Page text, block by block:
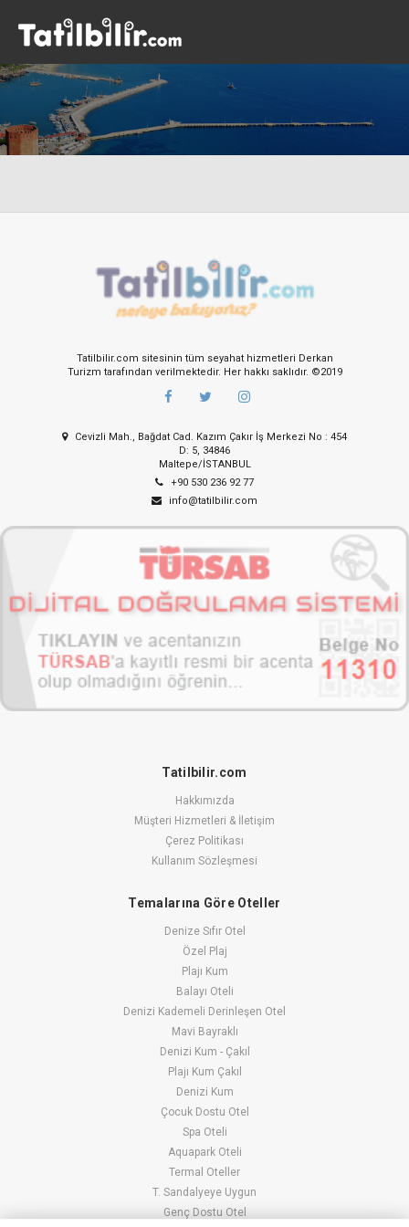
Tatilbilir.com sitesinin tüm seyahat hizmetleri Derkan
Turizm tarafından verilmektedir. Her hakkı saklıdır. ©2019
Cevizli Mah., Bağdat Cad. Kazım Çakır İş Merkezi No : 454
D: 5, 34846
Maltepe/İSTANBUL
+90 530 236 92 77
info@tatilbilir.com
Tatilbilir.com
Hakkımızda
Müşteri Hizmetleri & İletişim
Çerez Politikası
Kullanım Sözleşmesi
Temalarına Göre Oteller
Denize Sıfır Otel
Özel Plaj
Plajı Kum
Balayı Oteli
Denizi Kademeli Derinleşen Otel
Mavi Bayraklı
Denizi Kum - Çakıl
Plajı Kum Çakıl
Denizi Kum
Çocuk Dostu Otel
Spa Oteli
Aquapark Oteli
Termal Oteller
T. Sandalyeye Uygun
Genç Dostu Otel